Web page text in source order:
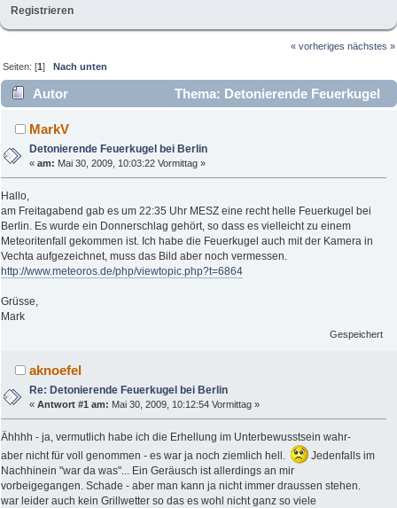
Registrieren
« vorheriges nächstes »
Seiten: [1]Nach unten
Autor
Thema: Detonierende Feuerkugel
bei Berlin (Gelesen 10272 mal)
MarkV
Detonierende Feuerkugel bei Berlin
«am: Mai 30, 2009, 10:03:22 Vormittag »
Hallo,
am Freitagabend gab es um 22:35 Uhr MESZ eine recht helle Feuerkugel bei
Berlin. Es wurde ein Donnerschlag gehört, so dass es vielleicht zu einem
Meteoritenfall gekommen ist. Ich habe die Feuerkugel auch mit der Kamera in
Vechta aufgezeichnet, muss das Bild aber noch vermessen.
http://www.meteoros.de/php/viewtopic.php?t=6864
Grüsse,
Mark
Gespeichert
aknoefel
Re: Detonierende Feuerkugel bei Berlin
«Antwort #1 am: Mai 30, 2009, 10:12:54 Vormittag »
Ähhhh - ja, vermutlich habe ich die Erhellung im Unterbewusstsein wahr-
aber nicht für voll genommen - es war ja noch ziemlich hell.
Jedenfalls im
Nachhinein "war da was"... Ein Geräusch ist allerdings an mir
vorbeigegangen. Schade - aber man kann ja nicht immer draussen stehen.
war leider auch kein Grillwetter so das es wohl nicht ganz so viele